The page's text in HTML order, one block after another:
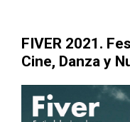
FIVER 2021.
Cine, Danza y